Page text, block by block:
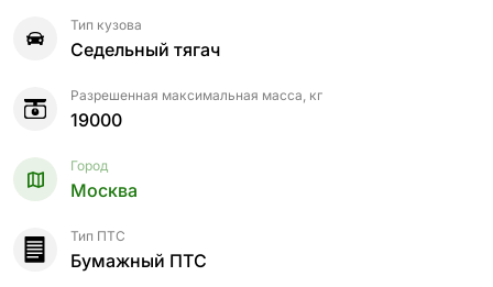
Тип кузова
Седельный тягач
Разрешенная максимальная масса, кг
19000
Город
Москва
Тип ПТС
Бумажный ПТС